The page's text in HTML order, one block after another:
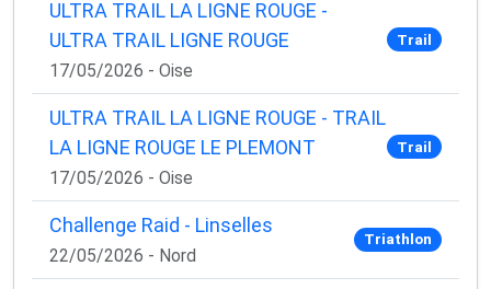
ULTRA TRAIL LA LIGNE ROUGE -
ULTRA TRAIL LIGNE ROUGE
17/05/2026 - Oise
Trail
ULTRA TRAIL LA LIGNE ROUGE - TRAIL
LA LIGNE ROUGE LE PLEMONT
17/05/2026 - Oise
Trail
Challenge Raid - Linselles
22/05/2026 - Nord
Triathlon